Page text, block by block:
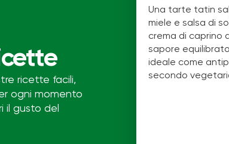
ricette facili,
ogni momento
il gusto del
Una tarte tatin
miele e salsa di
crema di caprino
sapore
ideale come
secondo